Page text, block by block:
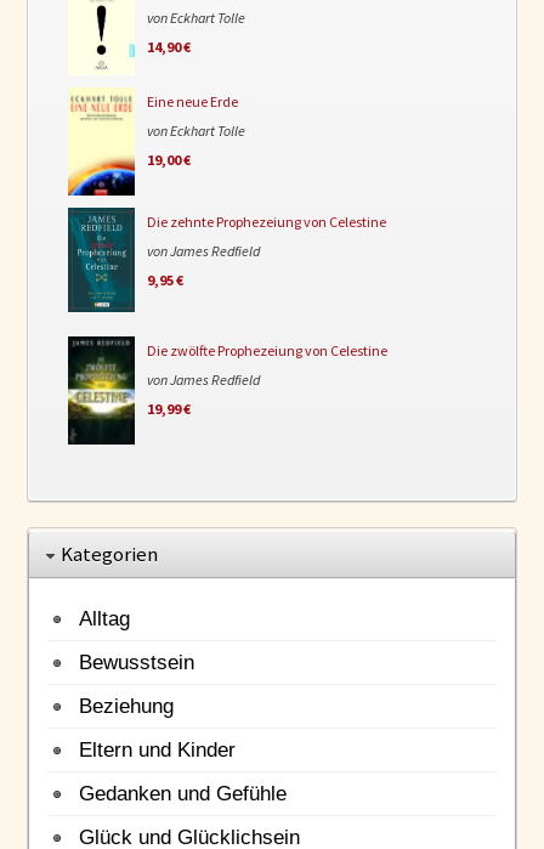
von Eckhart Tolle
14,90 €
Eine neue Erde
von Eckhart Tolle
19,00 €
Die zehnte Prophezeiung von Celestine
von James Redfield
9,95 €
Die zwölfte Prophezeiung von Celestine
von James Redfield
19,99 €
Kategorien
Alltag
Bewusstsein
Beziehung
Eltern und Kinder
Gedanken und Gefühle
Glück und Glücklichsein